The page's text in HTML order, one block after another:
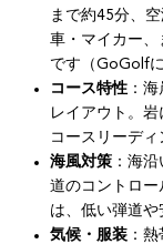
まで約45分、
車・マイカー
です（GoGolf
コース特性 ：
レイアウト。
コースリーディ
海風対策 ：海
道のコントロー
は、低い弾道や
気候・服装 ：